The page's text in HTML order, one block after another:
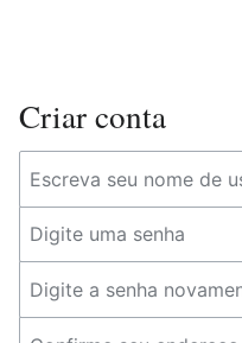
Criar conta